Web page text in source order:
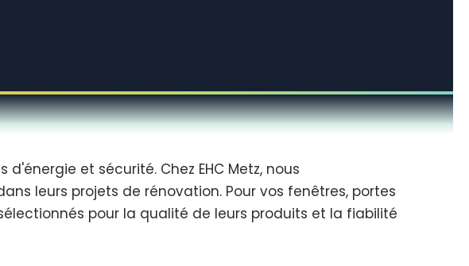
et sécurité. Chez EHC Metz, nous
leurs projets de rénovation. Pour vos fenêtres, portes
pour la qualité de leurs produits et la fiabilité